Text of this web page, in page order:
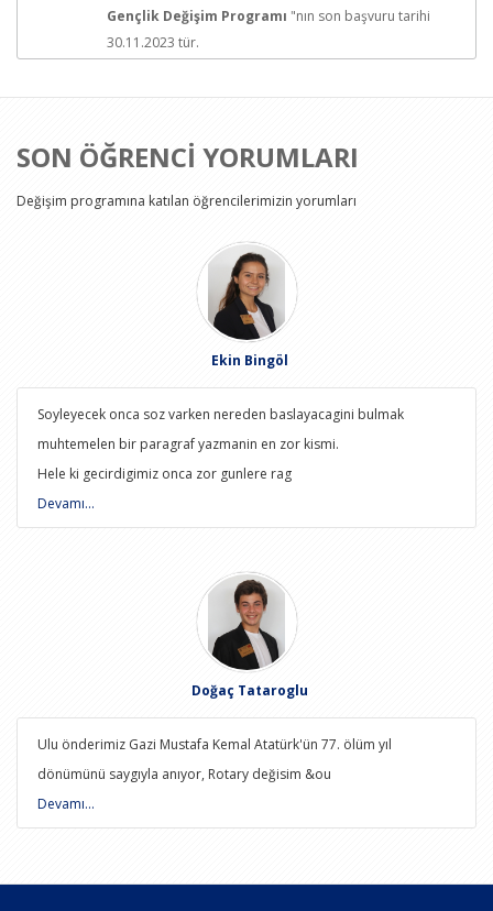
Gençlik Değişim Programı "nın son başvuru tarihi
30.11.2023 tür.
SON ÖĞRENCİ YORUMLARI
Değişim programına katılan öğrencilerimizin yorumları
Ekin Bingöl
Soyleyecek onca soz varken nereden baslayacagini bulmak
muhtemelen bir paragraf yazmanin en zor kismi.
Hele ki gecirdigimiz onca zor gunlere rag
Devamı...
Doğaç Tataroglu
Ulu önderimiz Gazi Mustafa Kemal Atatürk'ün 77. ölüm yıl
dönümünü saygıyla anıyor, Rotary değisim &ou
Devamı...